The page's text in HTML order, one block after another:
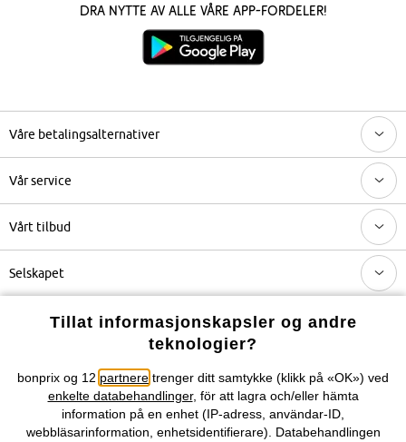
Dra nytte av alle våre app-fordeler!
Våre betalingsalternativer
Vår service
Vårt tilbud
Selskapet
Topkategorier / Sesongvarer
Du kan også finne oss på
Tillat informasjonskapsler og andre
teknologier?
bonprix og 12 partnere trenger ditt samtykke (klikk på «OK») ved
enkelte databehandlinger, för att lagra och/eller hämta
information på en enhet (IP-adress, användar-ID,
webbläsarinformation, enhetsidentifierare). Databehandlingen